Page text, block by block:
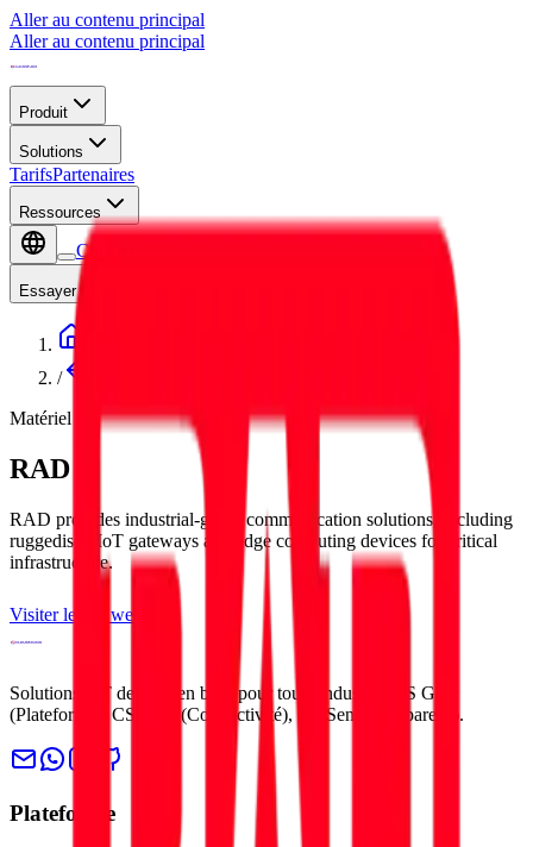
Aller au contenu principal
Aller au contenu principal
Produit
Solutions
TarifsPartenaires
Ressources
Contact
Essayer la démo
/
Matériel
RAD
RAD provides industrial-grade communication solutions, including
ruggedised IoT gateways and edge computing devices for critical
infrastructure.
Visiter le site web
Solutions IoT de bout en bout pour toute industrie. CS Gear
(Plateforme), CS Link (Connectivité), CS Sense (Appareils).
Plateforme